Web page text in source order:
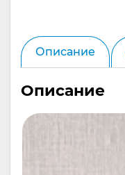
Описание
Описание